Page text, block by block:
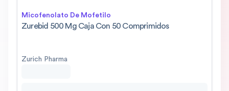
Micofenolato De Mofetilo
Zurebid 500 Mg Caja Con 50 Comprimidos
Zurich Pharma